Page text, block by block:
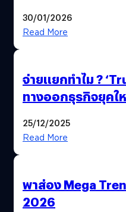
30/01/2026
Read More
จ่ายแยกทำไม ?
ทางออกธุรกิจยุคให
25/12/2025
Read More
พาส่อง Mega
2026